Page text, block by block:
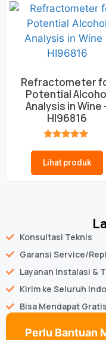
Refractometer
Potential
Analysis in Wine
HI96816
Lihat produk
Konsultasi Teknis
Garansi Service/
Layanan Instalasi &
Kirim ke Seluruh
Bisa Mendapat
Perlu Bantuan